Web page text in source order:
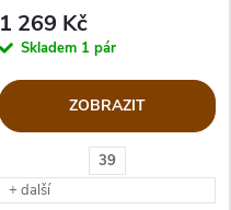
39
+ další
1 269 Kč
Skladem 1 pár
ZOBRAZIT